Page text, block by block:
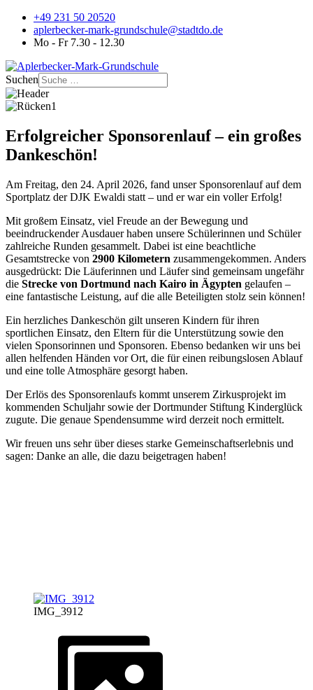
+49 231 50 20520
aplerbecker-mark-grundschule@stadtdo.de
Mo - Fr 7.30 - 12.30
Suchen
Erfolgreicher Sponsorenlauf – ein großes
Dankeschön!
Am Freitag, den 24. April 2026, fand unser Sponsorenlauf auf dem
Sportplatz der DJK Ewaldi statt – und er war ein voller Erfolg!
Mit großem Einsatz, viel Freude an der Bewegung und
beeindruckender Ausdauer haben unsere Schülerinnen und Schüler
zahlreiche Runden gesammelt. Dabei ist eine beachtliche
Gesamtstrecke von 2900 Kilometern zusammengekommen. Anders
ausgedrückt: Die Läuferinnen und Läufer sind gemeinsam ungefähr
die Strecke von Dortmund nach Kairo in Ägypten gelaufen –
eine fantastische Leistung, auf die alle Beteiligten stolz sein können!
Ein herzliches Dankeschön gilt unseren Kindern für ihren
sportlichen Einsatz, den Eltern für die Unterstützung sowie den
vielen Sponsorinnen und Sponsoren. Ebenso bedanken wir uns bei
allen helfenden Händen vor Ort, die für einen reibungslosen Ablauf
und eine tolle Atmosphäre gesorgt haben.
Der Erlös des Sponsorenlaufs kommt unserem Zirkusprojekt im
kommenden Schuljahr sowie der Dortmunder Stiftung Kinderglück
zugute. Die genaue Spendensumme wird derzeit noch ermittelt.
Wir freuen uns sehr über dieses starke Gemeinschaftserlebnis und
sagen: Danke an alle, die dazu beigetragen haben!
IMG_3912